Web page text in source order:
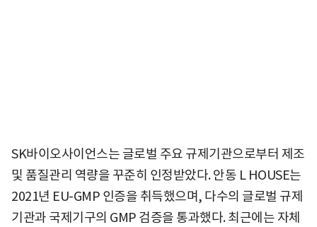
SK바이오사이언스는 글로벌 주요 규제기관으로부터 제조
및 품질관리 역량을 꾸준히 인정받았다. 안동 L HOUSE는
2021년 EU-GMP 인증을 취득했으며, 다수의 글로벌 규제
기관과 국제기구의 GMP 검증을 통과했다. 최근에는 자체